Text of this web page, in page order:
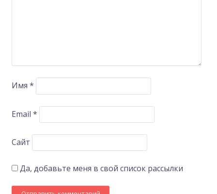
Имя *
Email *
Сайт
Да, добавьте меня в свой список рассылки